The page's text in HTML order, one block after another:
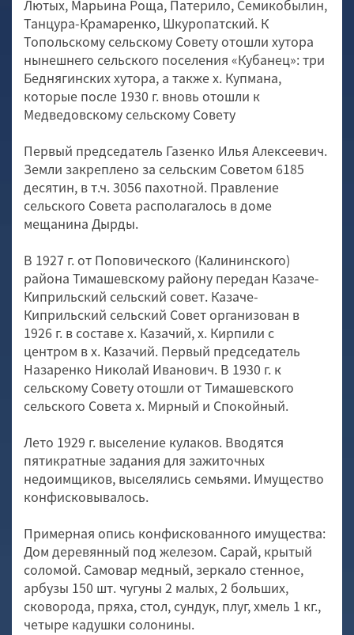
Лютых, Марьина Роща, Патерило, Семикобылин,
Танцура-Крамаренко, Шкуропатский. К
Топольскому сельскому Совету отошли хутора
нынешнего сельского поселения «Кубанец»: три
Беднягинских хутора, а также х. Купмана,
которые после 1930 г. вновь отошли к
Медведовскому сельскому Совету
Первый председатель Газенко Илья Алексеевич.
Земли закреплено за сельским Советом 6185
десятин, в т.ч. 3056 пахотной. Правление
сельского Совета располагалось в доме
мещанина Дырды.
В 1927 г. от Поповического (Калининского)
района Тимашевскому району передан Казаче-
Киприльский сельский совет. Казаче-
Киприльский сельский Совет организован в
1926 г. в составе х. Казачий, х. Кирпили с
центром в х. Казачий. Первый председатель
Назаренко Николай Иванович. В 1930 г. к
сельскому Совету отошли от Тимашевского
сельского Совета х. Мирный и Спокойный.
Лето 1929 г. выселение кулаков. Вводятся
пятикратные задания для зажиточных
недоимщиков, выселялись семьями. Имущество
конфисковывалось.
Примерная опись конфискованного имущества:
Дом деревянный под железом. Сарай, крытый
соломой. Самовар медный, зеркало стенное,
арбузы 150 шт. чугуны 2 малых, 2 больших,
сковорода, пряха, стол, сундук, плуг, хмель 1 кг.,
четыре кадушки солонины.